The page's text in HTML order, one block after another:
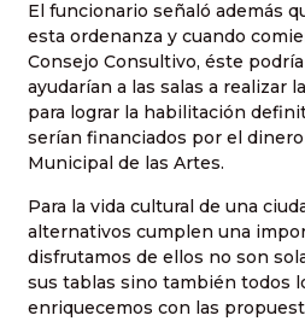
El funcionario señaló además
esta ordenanza y cuando
Consejo Consultivo, éste
ayudarían a las salas a realizar
para lograr la habilitación
serían financiados por el
Municipal de las Artes.
Para la vida cultural de una
alternativos cumplen una
disfrutamos de ellos no son
sus tablas sino también todos
enriquecemos con las